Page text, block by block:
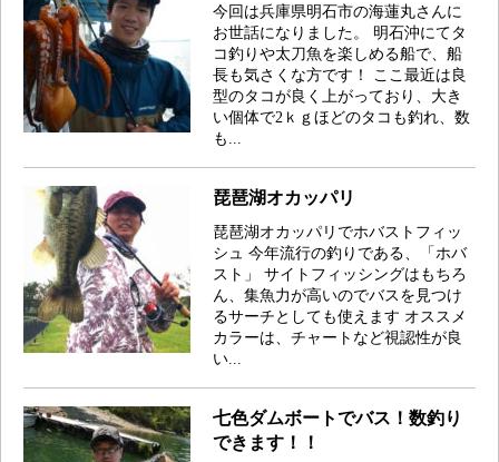
今回は兵庫県明石市の海蓮丸さんに
お世話になりました。 明石沖にてタ
コ釣りや太刀魚を楽しめる船で、船
長も気さくな方です！ ここ最近は良
型のタコが良く上がっており、大き
い個体で2ｋｇほどのタコも釣れ、数
も...
琵琶湖オカッパリ
琵琶湖オカッパリでホバストフィッ
シュ 今年流行の釣りである、「ホバ
スト」 サイトフィッシングはもちろ
ん、集魚力が高いのでバスを見つけ
るサーチとしても使えます オススメ
カラーは、チャートなど視認性が良
い...
七色ダムボートでバス！数釣り
できます！！